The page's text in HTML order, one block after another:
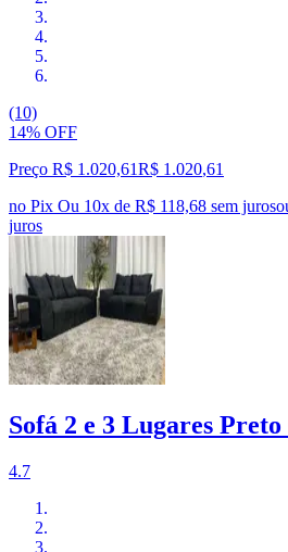
(10)
14% OFF
Preço R$ 1.020,61R$ 1.020,61
no Pix Ou 10x de R$ 118,68 sem juros
juros
Sofá 2 e 3 Lugares
4.7